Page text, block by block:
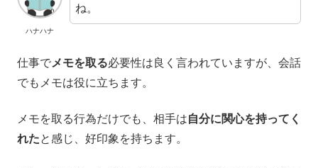
ハナハナ
ね。
仕事でメモを取る必要性は良く言われていますが、会話
でもメモは役に立ちます。
メモを取る行為だけでも、相手は自分に関心を持ってく
れたと感じ、好印象を持ちます。